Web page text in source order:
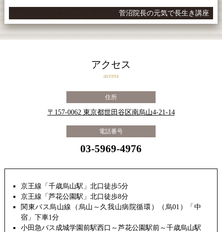
菅沼院長の元気で長生き講座
アクセス
access
住所
〒157-0062 東京都世田谷区南烏山4-21-14
電話番号
03-5969-4976
京王線「千歳烏山駅」北口徒歩5分
京王線「芦花公園駅」北口徒歩8分
関東バス烏山線（烏山～久我山病院循環）（烏01）「中
宿」下車1分
小田急バス成城学園前駅西口～芦花公園駅前～千歳烏山駅